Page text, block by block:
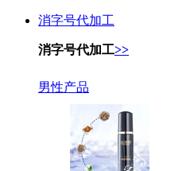
消字号代加工
消字号代加工>>
男性产品